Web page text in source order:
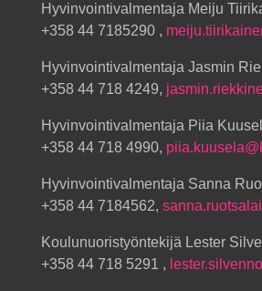
Hyvinvointivalmentaja Meiju
+358 44 7185290 ,
Hyvinvointivalmentaja Jasmin
+358 44 718 4249,
Hyvinvointivalmentaja Piia
+358 44 718 4990,
Hyvinvointivalmentaja Sanna
+358 44 7184562,
Koulunuoristyöntekijä Lester
+358 44 718 5291 ,